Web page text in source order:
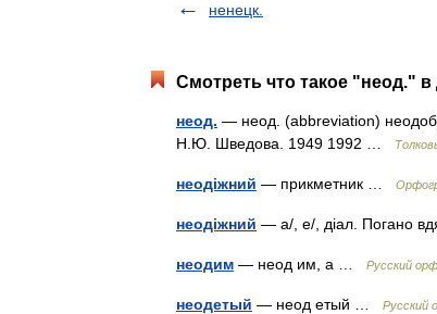
ненецк.
Смотреть что такое "неод." в
неод. — неод. (abbreviation)
Н.Ю. Шведова. 1949 1992 …
неодіжний — прикметник …
неодіжний — а/, е/, діал. Погано
неодим — неод им, а … Русский
неодетый — неод етый … Русский